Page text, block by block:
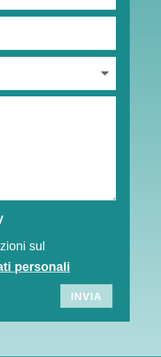
sul
personali
INVIA